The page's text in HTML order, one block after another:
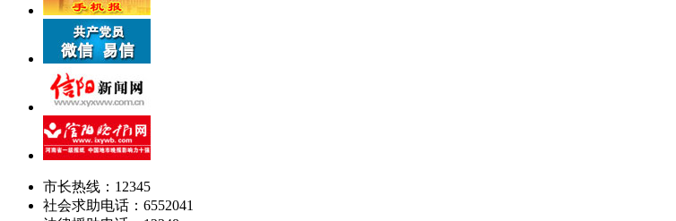
市长热线：12345
社会求助电话：6552041